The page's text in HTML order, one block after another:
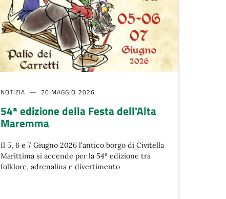
NOTIZIA 20 MAGGIO 2026
54ª edizione della Festa dell'Alta
Maremma
Il 5, 6 e 7 Giugno 2026 l'antico borgo di Civitella
Marittima si accende per la 54ª edizione tra
folklore, adrenalina e divertimento